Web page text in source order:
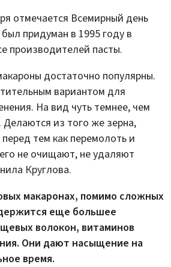
отмечается Всемирный день
придуман в 1995 году в
производителей пасты.
достаточно популярны.
вариантом для
На вид чуть темнее, чем
из того же зерна,
тем как перемолоть и
не очищают, не удаляют
Круглова.
макаронах, помимо сложных
еще большее
волокон, витаминов
Они дают насыщение на
время.